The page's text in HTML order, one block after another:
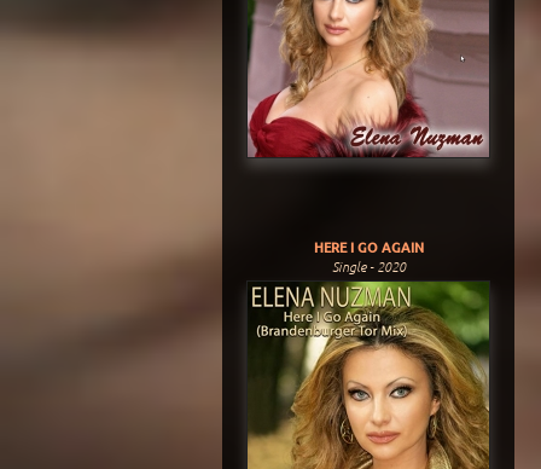
HERE I GO AGAIN
Single - 2020